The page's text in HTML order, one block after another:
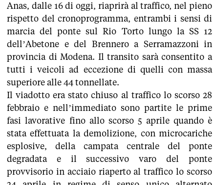
Anas, dalle 16 di oggi, riaprirà al traffico, nel pieno
rispetto del cronoprogramma, entrambi i sensi di
marcia del ponte sul Rio Torto lungo la SS 12
dell’Abetone e del Brennero a Serramazzoni in
provincia di Modena. Il transito sarà consentito a
tutti i veicoli ad eccezione di quelli con massa
superiore alle 44 tonnellate.
Il viadotto era stato chiuso al traffico lo scorso 28
febbraio e nell’immediato sono partite le prime
fasi lavorative fino allo scorso 5 aprile quando è
stata effettuata la demolizione, con microcariche
esplosive, della campata centrale del ponte
degradata e il successivo varo del ponte
provvisorio in acciaio riaperto al traffico lo scorso